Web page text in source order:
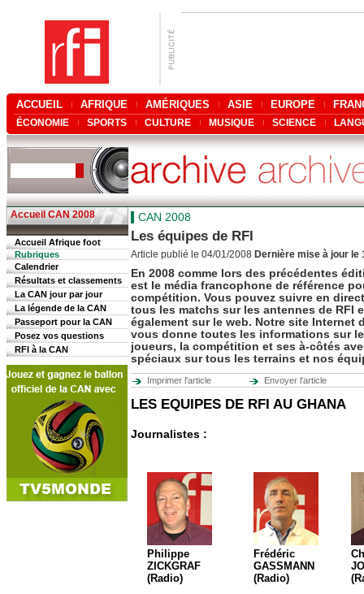
ACCUEIL AFRIQUE AMÉRIQUES ASIE EUROPE
ÉCONOMIE SPORTS CULTURE MUSIQUE SCIENCE
Accueil CAN 2008
Accueil Afrique foot
Rubriques
Calendrier
Résultats et classements
La CAN jour par jour
La légende de la CAN
Passeport pour la CAN
Posez vos questions
RFI à la CAN
CAN 2008
Les équipes de RFI
Article publié le 04/01/2008 Dernière mise à jour le
En 2008 comme lors des précédentes
est le média francophone de référence
compétition. Vous pouvez suivre en
tous les matchs sur les antennes de RFI
également sur le web. Notre site Internet
vous donne toutes les informations sur
joueurs, la compétition et ses à-côtés
spéciaux sur tous les terrains et nos
Imprimer l'article Envoyer l'article
LES EQUIPES DE RFI AU GHANA
Journalistes :
Philippe
ZICKGRAF
(Radio)
Frédéric
GASSMANN
(Radio)